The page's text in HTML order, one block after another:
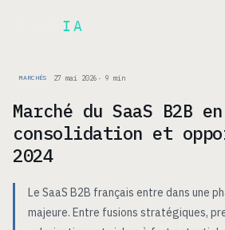
IA
MARCHÉS 27 mai 2026 · 9 min
Marché du SaaS B2B
consolidation et
2024
Le SaaS B2B français entre dans une
majeure. Entre fusions stratégiques,